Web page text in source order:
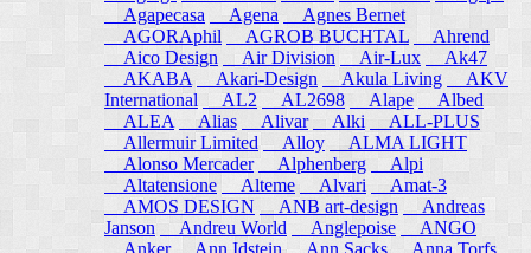
Agapecasa
Agena
Agnes Bernet
AGORAphil
AGROB BUCHTAL
Ahrend
Aico Design
Air Division Air-Lux
Ak47
AKABA
Akari-Design Akula Living
AKV
International
AL2 AL2698 Alape
Albed
ALEA
Alias Alivar Alki
ALL-PLUS
Allermuir Limited
Alloy
ALMA LIGHT
Alonso Mercader
Alphenberg
Alpi
Altatensione
Alteme Alvari
Amat-3
AMOS DESIGN
ANB art-design
Andreas
Janson
Andreu World Anglepoise
ANGO